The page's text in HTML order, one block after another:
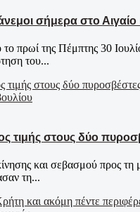
σήμερα στο Αιγαίο
το πρωί της Πέμπτης 30
του...
τιμής στους δύο
και σεβασμού προς
τη...